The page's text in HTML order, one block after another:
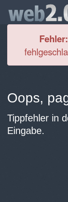
Fehler:
Oops,
Tippfehler in
Eingabe.